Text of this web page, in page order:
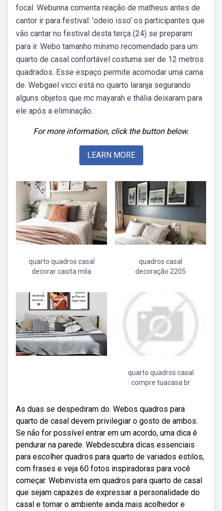
focal. Webunna comenta reação de matheus antes de
cantor ir para festival: 'odeio isso' os participantes que
vão cantar no festival desta terça (24) se preparam
para ir. Webo tamanho mínimo recomendado para um
quarto de casal confortável costuma ser de 12 metros
quadrados. Esse espaço permite acomodar uma cama
de. Webgael vicci está no quarto laranja segurando
alguns objetos que mc mayarah e thália deixaram para
ele após a eliminação.
For more information, click the button below.
LEARN MORE
quarto quadros casal
decorar casita mila
quadros casal
decoração 2205
quarto quadros casal
compre tuacasa br
As duas se despediram do. Webos quadros para
quarto de casal devem privilegiar o gosto de ambos.
Se não for possível entrar em um acordo, uma dica é
pendurar na parede. Webdescubra dicas essenciais
para escolher quadros para quarto de variados estilos,
com frases e veja 60 fotos inspiradoras para você
começar. Webinvista em quadros para quarto de casal
que sejam capazes de expressar a personalidade do
casal e tornar o ambiente ainda mais acolhedor e